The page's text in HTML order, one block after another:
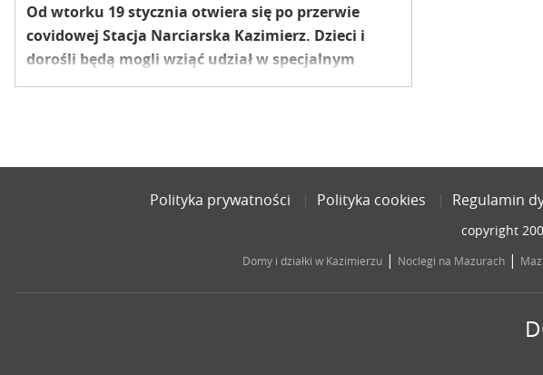
Od wtorku 19 stycznia otwiera się po przerwie
covidowej Stacja Narciarska Kazimierz. Dzieci i
dorośli będą mogli wziąć udział w specjalnym
programie edukacyjnym. Otwarta będzie także
Polityka prywatności Polityka cookies Regulamin
copyright
Domy i działki w Kazimierzu | Noclegi na Mazurach |